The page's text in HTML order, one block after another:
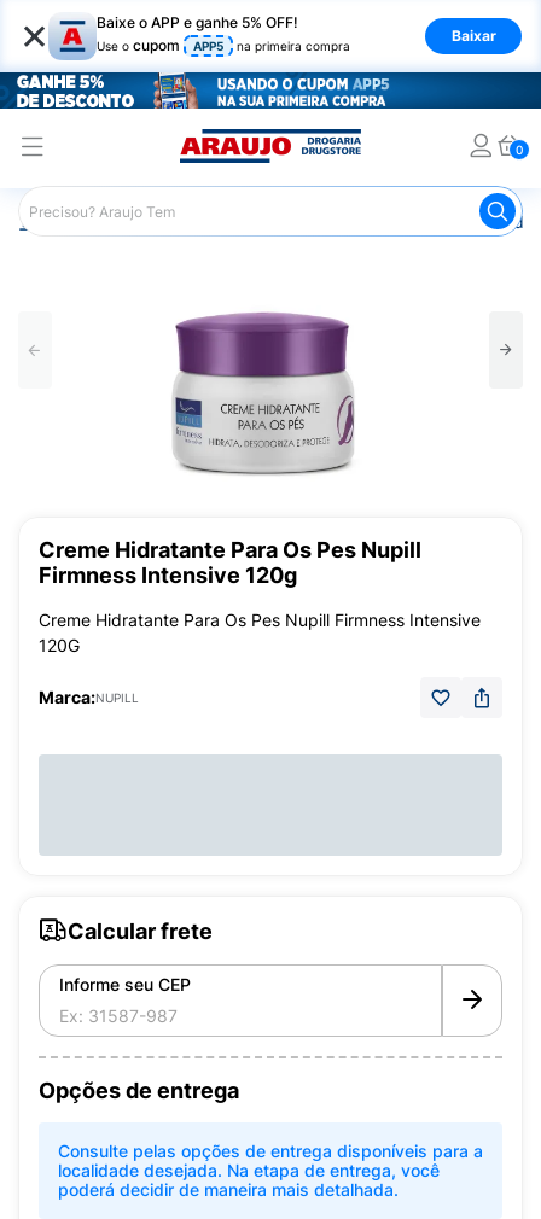
× Baixe o APP e ganhe 5% OFF!
Use o cupom APP5 na primeira compra
Baixar
0
Araujo Beleza e Cuidados
Creme Hidratante Para Os Pes Nupill
Firmness Intensive 120g
Creme Hidratante Para Os Pes Nupill Firmness Intensive
120G
Marca:NUPILL
Calcular frete
Informe seu CEP
Opções de entrega
Consulte pelas opções de entrega disponíveis para a
localidade desejada. Na etapa de entrega, você
poderá decidir de maneira mais detalhada.